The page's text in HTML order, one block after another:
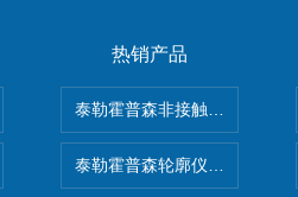
热销产品
泰勒霍普森非接触式轮廓仪
泰勒霍普森轮廓仪|TAYLOR